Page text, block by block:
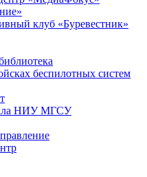
клуб «Буревестник»
беспилотных систем
НИУ МГСУ